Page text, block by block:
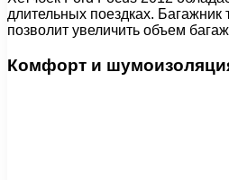
длительных поездках.
позволит увеличить объем
Комфорт и